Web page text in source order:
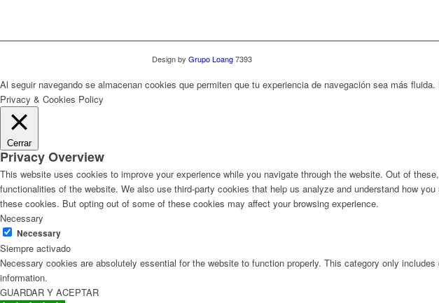
Design by Grupo Loang7393
Al seguir navegando se almacenan cookies que permiten que tu experiencia de navegación sea más fluida.
Privacy & Cookies Policy
Cerrar
Privacy Overview
This website uses cookies to improve your experience while you navigate through the website. Out of
functionalities of the website. We also use third-party cookies that help us analyze and understand how
these cookies. But opting out of some of these cookies may affect your browsing experience.
Necessary
Necessary
Siempre activado
Necessary cookies are absolutely essential for the website to function properly. This category only
information.
GUARDAR Y ACEPTAR